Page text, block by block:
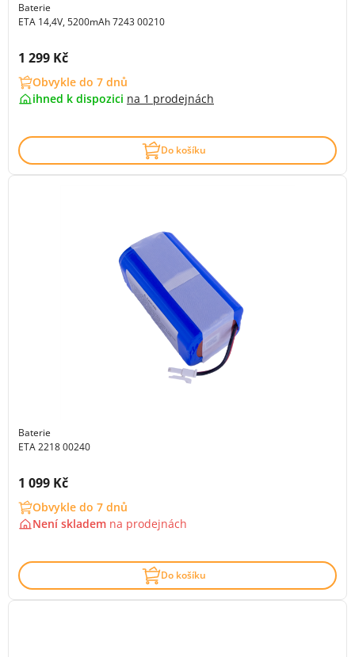
Baterie
ETA 14,4V, 5200mAh 7243 00210
Cena s DPH:
1 299 Kč
Obvykle do 7 dnů
ihned k dispozici na 1 prodejnách
Do košíku
Baterie
ETA 2218 00240
Cena s DPH:
1 099 Kč
Obvykle do 7 dnů
Není skladem na prodejnách
Do košíku